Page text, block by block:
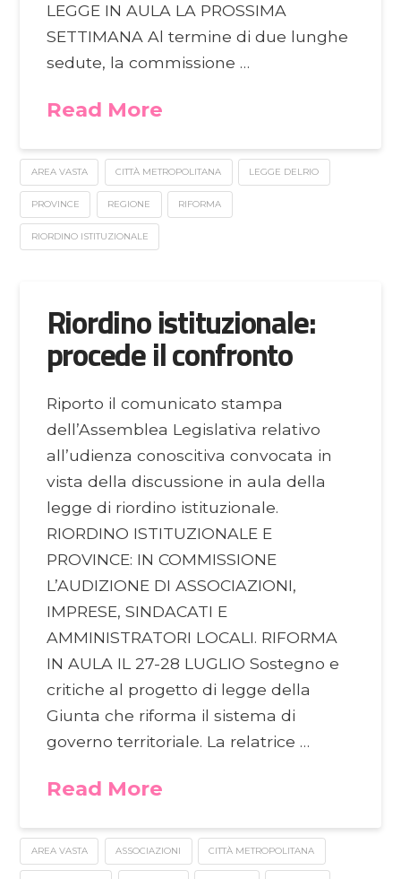
LEGGE IN AULA LA PROSSIMA
SETTIMANA Al termine di due lunghe
sedute, la commissione …
Read More
AREA VASTA CITTÀ METROPOLITANA LEGGE DELRIO
PROVINCE REGIONE RIFORMA
RIORDINO ISTITUZIONALE
Riordino istituzionale:
procede il confronto
Riporto il comunicato stampa
dell’Assemblea Legislativa relativo
all’udienza conoscitiva convocata in
vista della discussione in aula della
legge di riordino istituzionale.
RIORDINO ISTITUZIONALE E
PROVINCE: IN COMMISSIONE
L’AUDIZIONE DI ASSOCIAZIONI,
IMPRESE, SINDACATI E
AMMINISTRATORI LOCALI. RIFORMA
IN AULA IL 27-28 LUGLIO Sostegno e
critiche al progetto di legge della
Giunta che riforma il sistema di
governo territoriale. La relatrice …
Read More
AREA VASTA ASSOCIAZIONI CITTÀ METROPOLITANA